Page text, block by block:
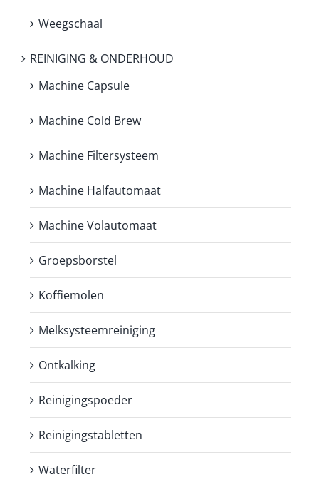
Weegschaal
REINIGING & ONDERHOUD
Machine Capsule
Machine Cold Brew
Machine Filtersysteem
Machine Halfautomaat
Machine Volautomaat
Groepsborstel
Koffiemolen
Melksysteemreiniging
Ontkalking
Reinigingspoeder
Reinigingstabletten
Waterfilter